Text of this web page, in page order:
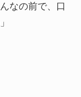
なの前で、口